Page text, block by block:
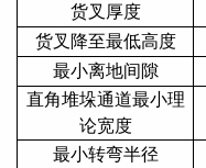
货叉厚度
货叉降至最低高度
最小离地间隙
直角堆垛通道最小理
论宽度
最小转弯半径